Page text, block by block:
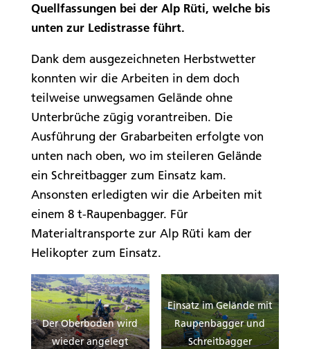
Quellfassungen bei der Alp Rüti, welche bis
unten zur Ledistrasse führt.
Dank dem ausgezeichneten Herbstwetter
konnten wir die Arbeiten in dem doch
teilweise unwegsamen Gelände ohne
Unterbrüche zügig vorantreiben. Die
Ausführung der Grabarbeiten erfolgte von
unten nach oben, wo im steileren Gelände
ein Schreitbagger zum Einsatz kam.
Ansonsten erledigten wir die Arbeiten mit
einem 8 t-Raupenbagger. Für
Materialtransporte zur Alp Rüti kam der
Helikopter zum Einsatz.
Der Oberboden wird
wieder angelegt
Einsatz im Gelände mit
Raupenbagger und
Schreitbagger